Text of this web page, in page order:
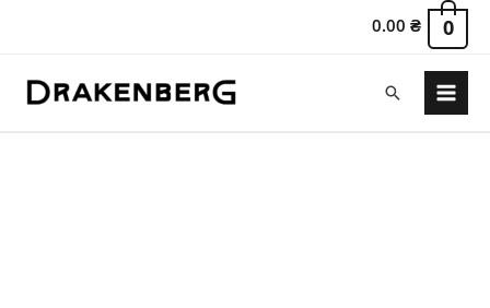
0.00₴ 0
Пошук
Main